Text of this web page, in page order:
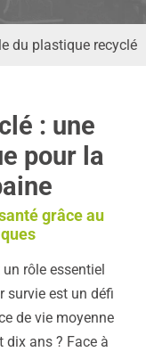
du plastique recyclé
: une
pour la
grâce au
rôle essentiel
survie est un défi
de vie moyenne
dix ans ? Face à